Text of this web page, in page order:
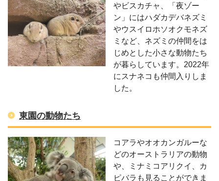
やビスカチャ、「夜ゾー
ン」にはハダカデバネズミ
やウスイロホソオクモネズ
ミなど、ネズミの仲間をは
じめとした小さな動物たち
が暮らしています。2022年
にスナネコも仲間入りしま
した。
東園の動物たち
コアラやオオカンガルーな
どのオーストラリアの動物
や、ミナミコアリクイ、カ
ピバラも見ることができま